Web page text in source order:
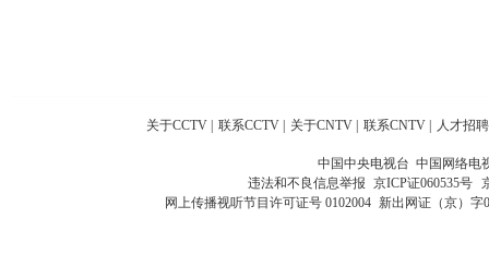
关于CCTV 联系CCTV 关于CNTV 联系CNTV 人才招聘
中国中央电视台 中国网络电
违法和不良信息举报 京ICP证060535号
网上传播视听节目许可证号 0102004 新出网证（京）